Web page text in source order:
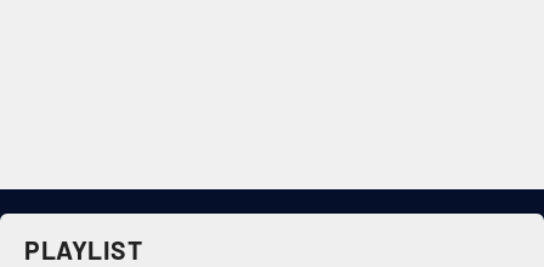
PLAYLIST